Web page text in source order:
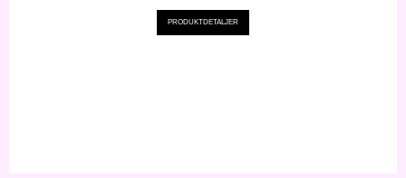
PRODUKTDETALJER